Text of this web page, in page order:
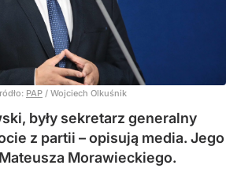
PAP / Wojciech Olkuśnik
były sekretarz generalny
z partii – opisują media. Jego
Morawieckiego.